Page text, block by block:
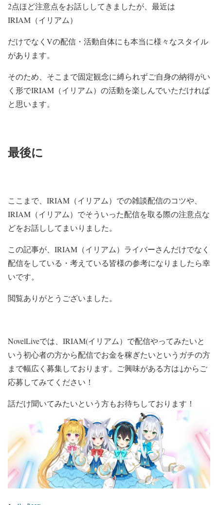
2点ほど注意点をお話ししてきましたが、最近は
IRIAM（イリアム）
だけでなくVの配信・活動自体にも本当に様々なスタイル
があります。
そのため、そこまで固定観念に縛られずご自身の納得がい
く形でIRIAM（イリアム）の活動を楽しんでいただければ
と思います。
最後に
ここまで、IRIAM（イリアム）での雑談配信のコツや、
IRIAM（イリアム） でそういった配信を取る際の注意点な
どをお話ししてまいりました。
この記事が、IRIAM（イリアム）ライバーさんだけでなく
配信をしている・考えている皆様の参考になりましたら幸
いです。
閲覧ありがとうございました。
NovelLiveでは、IRIAM(イリアム）で配信やってみたいと
いう初心者の方から配信でお金を稼ぎたいというガチの方
まで幅広く募集しております。ご興味がある方は↓からご
応募してみてください！
話だけ聞いてみたいという方もお待ちしております！